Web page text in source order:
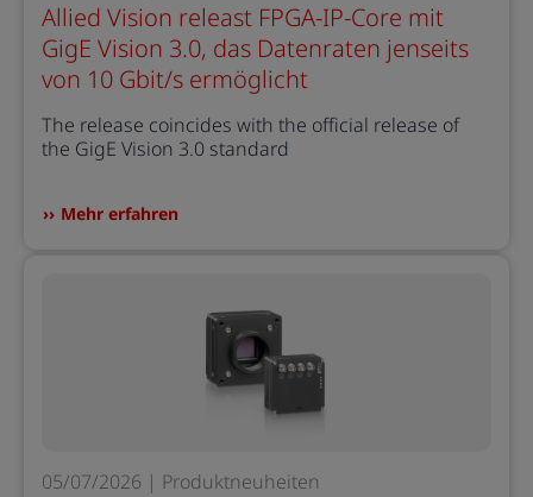
Allied Vision releast FPGA-IP-Core mit
GigE Vision 3.0, das Datenraten jenseits
von 10 Gbit/s ermöglicht
The release coincides with the official release of
the GigE Vision 3.0 standard
Mehr erfahren
05/07/2026 | Produktneuheiten